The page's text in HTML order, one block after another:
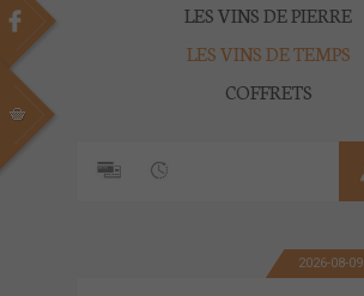
MULTIMEDIA
PRESSE
CONTACT
LES VINS DE PIERRE
LES VINS DE TEMPS
COFFRETS
2026-08-09